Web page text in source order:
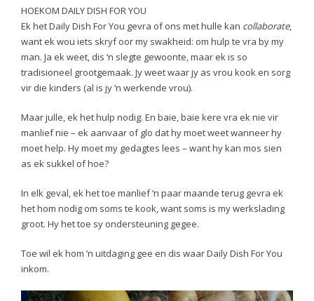
HOEKOM DAILY DISH FOR YOU
Ek het Daily Dish For You gevra of ons met hulle kan collaborate,
want ek wou iets skryf oor my swakheid: om hulp te vra by my
man. Ja ek weet, dis ‘n slegte gewoonte, maar ek is so
tradisioneel grootgemaak. Jy weet waar jy as vrou kook en sorg
vir die kinders (al is jy ‘n werkende vrou).
Maar julle, ek het hulp nodig. En baie, baie kere vra ek nie vir
manlief nie – ek aanvaar of glo dat hy moet weet wanneer hy
moet help. Hy moet my gedagtes lees – want hy kan mos sien
as ek sukkel of hoe?
In elk geval, ek het toe manlief ‘n paar maande terug gevra ek
het hom nodig om soms te kook, want soms is my werkslading
groot. Hy het toe sy ondersteuning gegee.
Toe wil ek hom ‘n uitdaging gee en dis waar Daily Dish For You
inkom.